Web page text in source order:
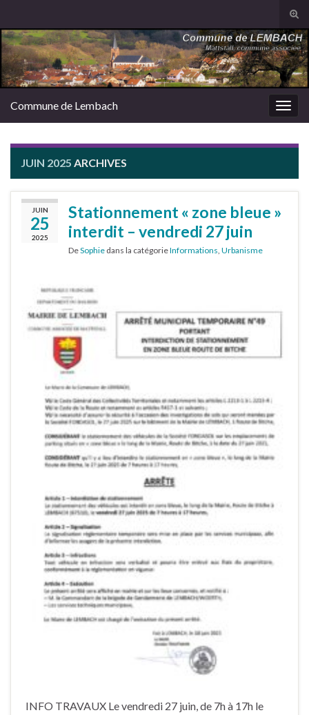
Search for:
Commune de Lembach
JUIN 2025 ARCHIVES
JUIN
25
2025
Stationnement « zone bleue »
interdit – vendredi 27 juin
DeSophie dans la catégorieInformations Urbanisme
INFO TRAVAUX Le vendredi 27 juin, de 7h à 17h le